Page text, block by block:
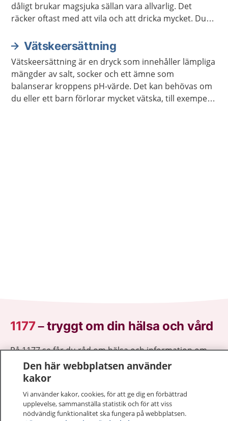
dåligt brukar magsjuka sällan vara allvarlig. Det
räcker oftast med att vila och att dricka mycket. Du
Vätskeersättning
Vätskeersättning är en dryck som innehåller lämpliga
mängder av salt, socker och ett ämne som
balanserar kroppens pH-värde. Det kan behövas om
du eller ett barn förlorar mycket vätska, till exempel
1177–tryggt om din hälsa och vård
På 1177.se får du råd om hälsa och information om
sjukdomar och vilka mottagningar du kan kontakta.
Logga in för att läsa din journal och göra dina
sjukvårdsrådgivning dygnet runt.
1177 ger dig råd när du vill må bättre.
Den här webbplatsen använder
kakor
Vi använder kakor, cookies, för att ge dig en förbättrad
upplevelse, sammanställa statistik och för att viss
nödvändig funktionalitet ska fungera på webbplatsen.